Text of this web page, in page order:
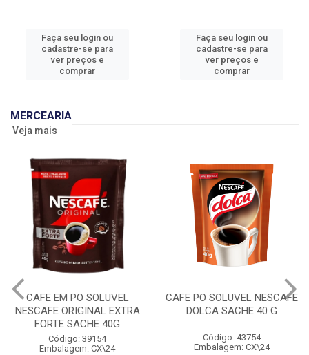
Faça seu login ou
cadastre-se para
ver preços e
comprar
Faça seu login ou
cadastre-se para
ver preços e
comprar
MERCEARIA
Veja mais
CAFE EM PO SOLUVEL
NESCAFE ORIGINAL EXTRA
FORTE SACHE 40G
Código: 39154
Embalagem: CX\24
CAFE PO SOLUVEL NESCAFE
DOLCA SACHE 40 G
Código: 43754
Embalagem: CX\24